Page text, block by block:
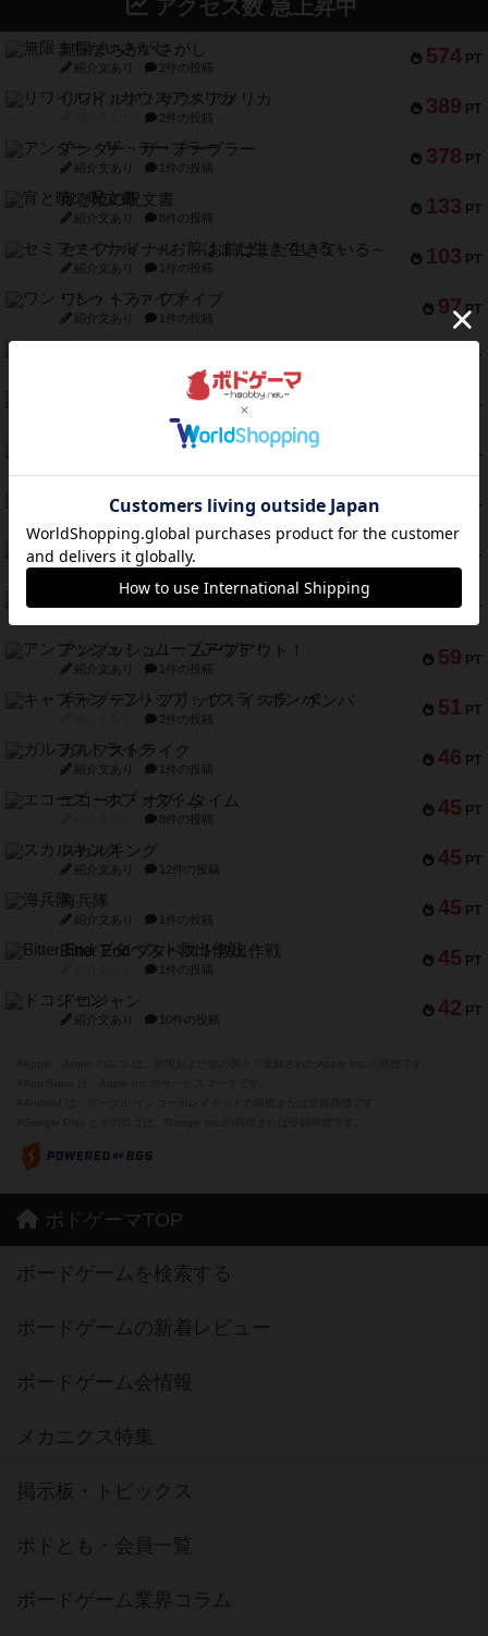
アクセス数 急上昇中
574 PT
無限まちがいさがし
紹介文あり 2件の投稿
389 PT
リワイルド：サウスアメリカ
2件の投稿
378 PT
アンダー・ザ・テーブラー
紹介文あり 1件の投稿
133 PT
宵と暁の呪文書
紹介文あり 8件の投稿
103 PT
セミファイナル ～お前はまだ生きている～
紹介文あり 1件の投稿
97 PT
ワン・トゥ・ファイブ
紹介文あり 1件の投稿
PT
1件の投稿
PT
ふたつの城の物語
6件の投稿
PT
ノームズ・アット・ナイト
PT
マーリン
PT
フラットアイアン
紹介文なし 2件の投稿
70 PT
59 PT
アンブッシュ！：ムーブアウト！
紹介文あり 1件の投稿
51 PT
キャプテン・フリップ：イスラ・ボンバ
2件の投稿
46 PT
ガルフストライク
紹介文あり 1件の投稿
45 PT
エコーズ・オブ・タイム
8件の投稿
45 PT
スカルキング
紹介文あり 12件の投稿
45 PT
海兵隊
紹介文あり 1件の投稿
45 PT
Bitter End ブタペスト救出作戦
1件の投稿
42 PT
ドコジャン
紹介文あり 10件の投稿
ボドゲーマTOP
ボードゲームを検索する
ボードゲームの新着レビュー
ボードゲーム会情報
メカニクス特集
掲示板・トピックス
ボドとも・会員一覧
ボードゲーム業界コラム